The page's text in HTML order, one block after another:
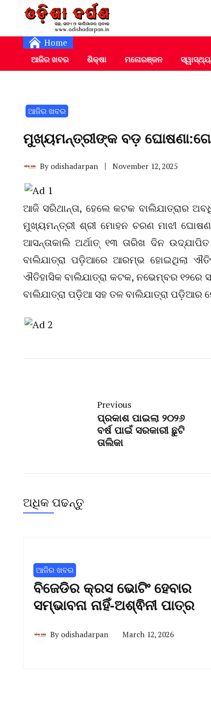
Home
ଆଜିର ଖବର ଶିକ୍ଷା ମନୋରଞ୍ଜନ ସ୍ୱାସ୍ଥ୍ୟ
ଆଜିର ଖବର
ମୁଖ୍ୟମନ୍ତ୍ରୀଙ୍କ ବଡ଼
By odishadarpan November 12, 2025
ଆଜି ସରିଥାନ୍ତା, ହେଲେ କଟକ ବାଲିଯାତ୍ରାର
ମୁଖ୍ୟମନ୍ତ୍ରୀ ଶ୍ରୀ ମୋହନ ଚରଣ ମାଝୀ ଘୋଷଣା
ଆସନ୍ତାକାଲି ଅର୍ଥାତ୍ ୧୩ ତାରିଖ ଦିନ
ବାଲିଯାତ୍ରା ପଡ଼ିଆରେ ଆରମ୍ଭ ହୋଇଥିଲା
ଐତିହାସିକ ବାଲିଯାତ୍ରା କଟକ, ନଭେମ୍ବର
ବାଲିଯାତ୍ରା ପଡ଼ିଆ ସହ ତଳ ବାଲିଯାତ୍ରା ପଡ଼ିଆର
Previous
ପ୍ରକାଶ ପାଇଲା ୨୦୨୬
ବର୍ଷ ପାଇଁ ସରକାରୀ ଛୁଟି
ତାଲିକା
ଅଧିକ ପଢନ୍ତୁ
ଆଜିର ଖବର
ବିଜେଡିର କ୍ରସ ଭୋଟିଂ ହେବାର
ସମ୍ଭାବନା ନାହିଁ-ଅଶ୍ଵିନୀ ପାତ୍ର
By odishadarpan March 12, 2026